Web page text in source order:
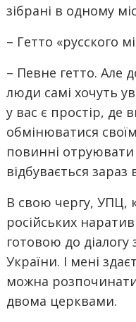
зібрані в одному
– Гетто «русского
– Певне гетто. Але
люди самі хочуть
у вас є простір, де
обмінюватися
повинні
відбувається
В свою чергу, УПЦ,
російських
готовою до
України. І мені
можна
двома церквами.